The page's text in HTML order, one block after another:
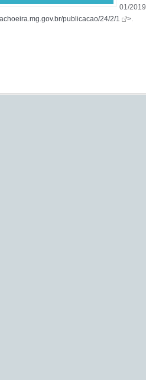
01/2019
publicacao/24/2/1 >.